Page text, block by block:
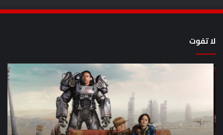
لا تفوت
8
مذهلة
بصريًا